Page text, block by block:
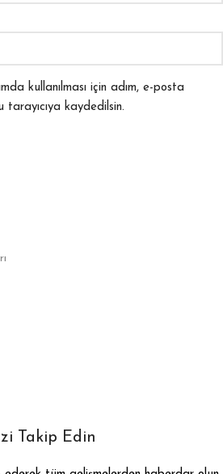
kullanılması için adım, e-posta
kaydedilsin.
Takip Edin